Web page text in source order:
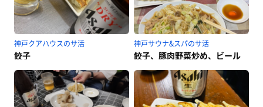
神戸クアハウスのサ活
餃子
神戸サウナ&スパのサ活
餃子、豚肉野菜炒め、ビール